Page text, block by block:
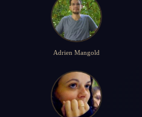
Adrien Mangold